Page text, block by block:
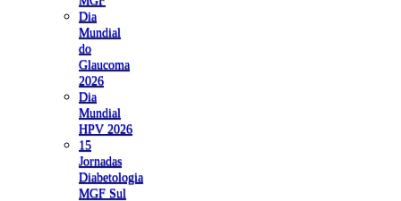
Dia
Mundial
do
Glaucoma
2026
Dia
Mundial
HPV 2026
15
Jornadas
Diabetologia
MGF Sul